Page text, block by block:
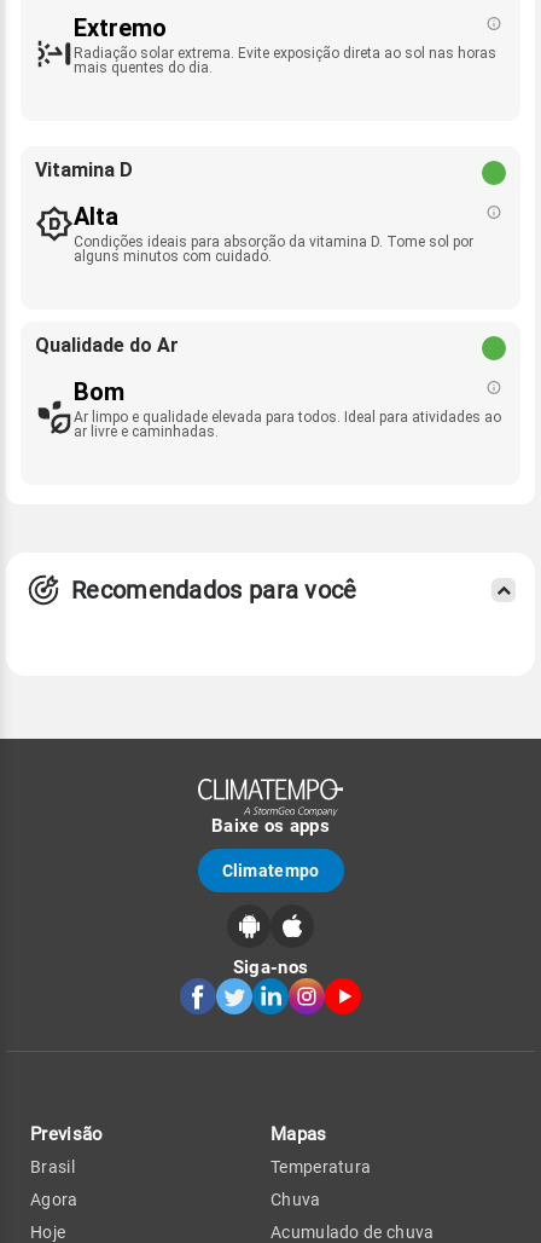
Extremo
Radiação solar extrema. Evite exposição direta ao sol nas horas
mais quentes do dia.
Vitamina D
Alta
Condições ideais para absorção da vitamina D. Tome sol por
alguns minutos com cuidado.
Qualidade do Ar
Bom
Ar limpo e qualidade elevada para todos. Ideal para atividades ao
ar livre e caminhadas.
Recomendados para você
Baixe os apps
Climatempo
Siga-nos
Previsão
Brasil
Agora
Hoje
Mapas
Temperatura
Chuva
Acumulado de chuva